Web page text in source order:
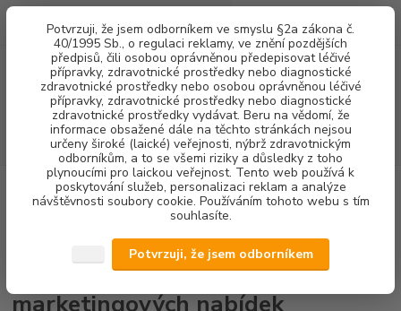
Potvrzuji, že jsem odborníkem ve smyslu §2a zákona č.
40/1995 Sb., o regulaci reklamy, ve znění pozdějších
předpisů, čili osobou oprávněnou předepisovat léčivé
přípravky, zdravotnické prostředky nebo diagnostické
zdravotnické prostředky nebo osobou oprávněnou léčivé
přípravky, zdravotnické prostředky nebo diagnostické
zdravotnické prostředky vydávat. Beru na vědomí, že
informace obsažené dále na těchto stránkách nejsou
určeny široké (laické) veřejnosti, nýbrž zdravotnickým
odborníkům, a to se všemi riziky a důsledky z toho
plynoucími pro laickou veřejnost. Tento web používá k
poskytování služeb, personalizaci reklam a analýze
návštěvnosti soubory cookie. Používáním tohoto webu s tím
souhlasíte.
Potvrzuji, že jsem odborníkem
Menu
CZK
Hledat
(Po-Pá, 8-16 hod.)
za0,00 Kč
Souhlas se zpracováním osobních údajů pro účely zobrazování
marketingových nabídek
Souhlas se zpracováním osobních
údajů pro účely zobrazování
marketingových nabídek